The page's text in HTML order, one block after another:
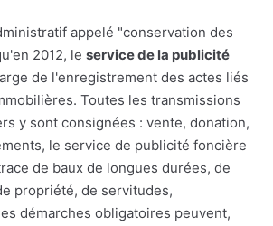
appelé "conservation des
2012, le service de la publicité
de l'enregistrement des actes liés
Toutes les transmissions
y sont consignées : vente, donation,
le service de publicité foncière
de baux de longues durées, de
propriété, de servitudes,
démarches obligatoires peuvent,